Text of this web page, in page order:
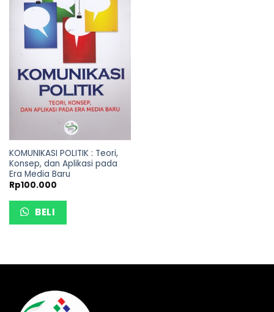
KOMUNIKASI POLITIK : Teori,
Konsep, dan Aplikasi pada
Era Media Baru
Rp100.000
BELI